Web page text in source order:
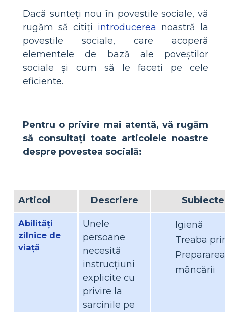
Dacă sunteți nou în poveștile sociale, vă
rugăm să citiți introducerea noastră la
poveștile sociale, care acoperă
elementele de bază ale poveștilor
sociale și cum să le faceți pe cele
eficiente.
Pentru o privire mai atentă, vă rugăm
să consultați toate articolele noastre
despre povestea socială:
Articol Descriere Subiecte
Abilități
zilnice de
viață
Unele
persoane
necesită
instrucțiuni
explicite cu
privire la
sarcinile pe
Igienă
Treaba
Prepararea
mâncării